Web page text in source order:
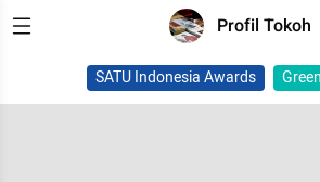
Profil Tokoh
SATU Indonesia Awards